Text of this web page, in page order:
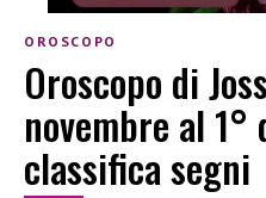
OROSCOPO
Oroscopo di
novembre al 1°
classifica segni